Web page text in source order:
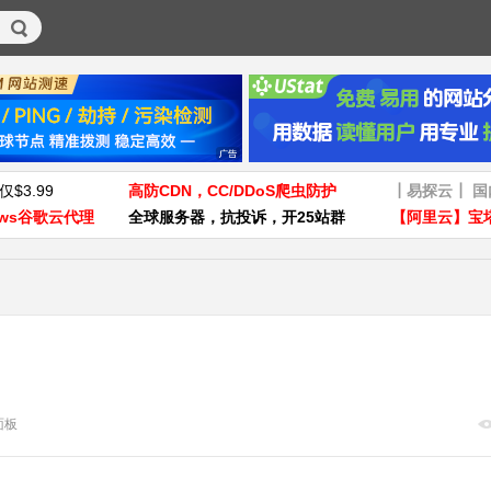
$3.99 高防CDN，CC/DDoS爬虫防护
┃易探云┃
谷歌云代理
全球服务器，抗投诉，开25站群 【阿里云】
板